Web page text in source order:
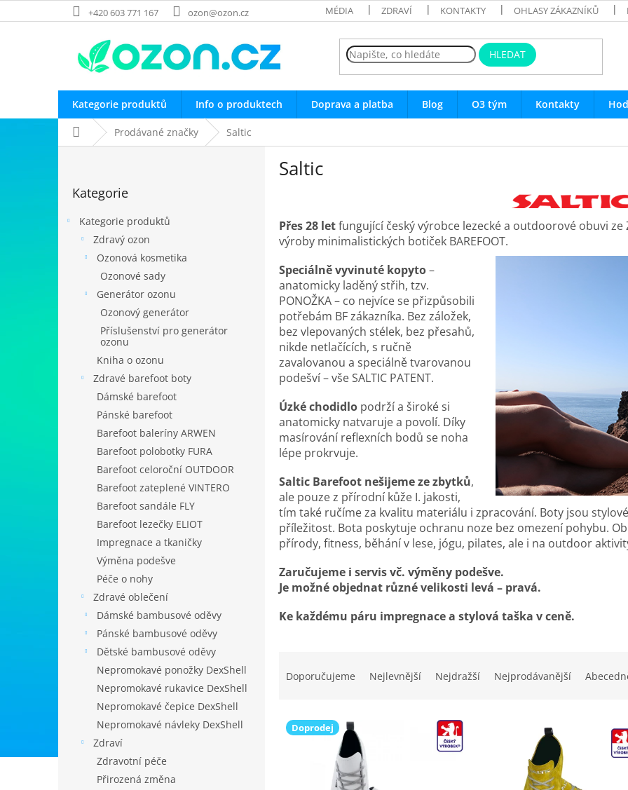
na
+420 603 771 167 ozon@ozon.cz MÉDIA ZDRAVÍ KONTAKTY OHLASY ZÁKAZNÍKŮ
HLEDAT
Kategorie produktů Info o produktech Doprava a platba Blog O3 tým Kontakty
Domů Prodávané značky Saltic
kategorie
Kategorie
Kategorie produktů
Zdravý ozon
Ozonová kosmetika
Ozonové sady
Generátor ozonu
Ozonový generátor
Příslušenství pro generátor
ozonu
Kniha o ozonu
Zdravé barefoot boty
Dámské barefoot
Pánské barefoot
Barefoot baleríny ARWEN
Barefoot polobotky FURA
Barefoot celoroční OUTDOOR
Barefoot zateplené VINTERO
Barefoot sandále FLY
Barefoot lezečky ELIOT
Impregnace a tkaničky
Výměna podešve
Péče o nohy
Zdravé oblečení
Dámské bambusové oděvy
Pánské bambusové oděvy
Dětské bambusové oděvy
Nepromokavé ponožky DexShell
Nepromokavé rukavice DexShell
Nepromokavé čepice DexShell
Nepromokavé návleky DexShell
Zdraví
Zdravotní péče
Přirozená změna
Saltic
Přes 28 letfungující český výrobce lezecké a outdoorové obuvi
výroby minimalistických botiček BAREFOOT.
Speciálně vyvinuté kopyto–
anatomicky laděný střih, tzv.
PONOŽKA – co nejvíce se přizpůsobili
potřebám BF zákazníka. Bez záložek,
bez vlepovaných stélek, bez přesahů,
nikde netlačících, s ručně
zavalovanou a speciálně tvarovanou
podešví – vše SALTIC PATENT.
Úzké chodidlo podrží a široké si
anatomicky natvaruje a povolí. Díky
masírování reflexních bodů se noha
lépe prokrvuje.
Saltic Barefoot nešijeme ze zbytků,
ale pouze z přírodní kůže I. jakosti,
tím také ručíme za kvalitu materiálu i zpracování. Boty jsou
příležitost. Bota poskytuje ochranu noze bez omezení pohybu.
přírody, fitness, běhání v lese, jógu, pilates, ale i na outdoor
Zaručujeme i servis vč. výměny podešve.
Je možné objednat různé velikosti levá – pravá.
Ke každému páru impregnace a stylová taška v ceně.
n
Doporučujeme Nejlevnější Nejdražší Nejprodávanější
V Doprodej